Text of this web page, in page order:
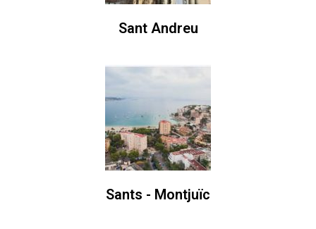
Sant Andreu
Sants - Montjuïc